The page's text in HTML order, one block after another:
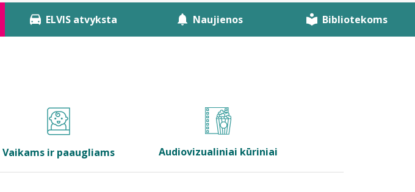
ELVIS atvyksta Naujienos Bibliotekoms
Vaikams ir paaugliams Audiovizualiniai kūriniai